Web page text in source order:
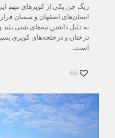
ریگ جن یکی از کویرهای مهم
استان‌های اصفهان و سمنان
به دلیل داشتن تپه‌های شنی
درختان و درختچه‌های کویری
است.
66